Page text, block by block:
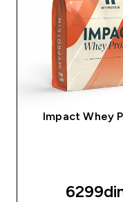
Impact Whey